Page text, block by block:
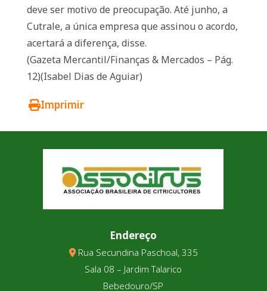
deve ser motivo de preocupação. Até junho, a
Cutrale, a única empresa que assinou o acordo,
acertará a diferença, disse.
(Gazeta Mercantil/Finanças & Mercados – Pág.
12)(Isabel Dias de Aguiar)
Imprimir
Endereço
Rua Secundina Paschoal, 335
Sala 08 – Jardim Talarico
Bebedouro/SP